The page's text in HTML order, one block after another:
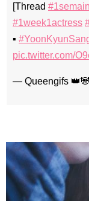
[Thread
#1week1actress
▪️
pic.twitter.com/
— Queengifs